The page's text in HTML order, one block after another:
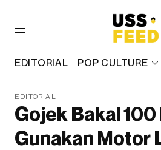
EDITORIAL POP CULTURE
EDITORIAL
Gojek Bakal
Gunakan Motor